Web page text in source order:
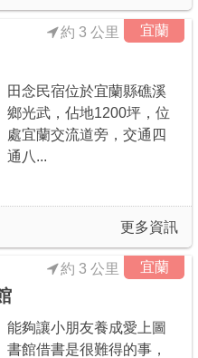
宜蘭
約 3 公里
田念民宿位於宜蘭縣礁溪
鄉光武，佔地1200坪，位
處宜蘭交流道旁，交通四
通八...
更多資訊
宜蘭
約 3 公里
能夠讓小朋友養成愛上圖
書館借書是很難得的事，